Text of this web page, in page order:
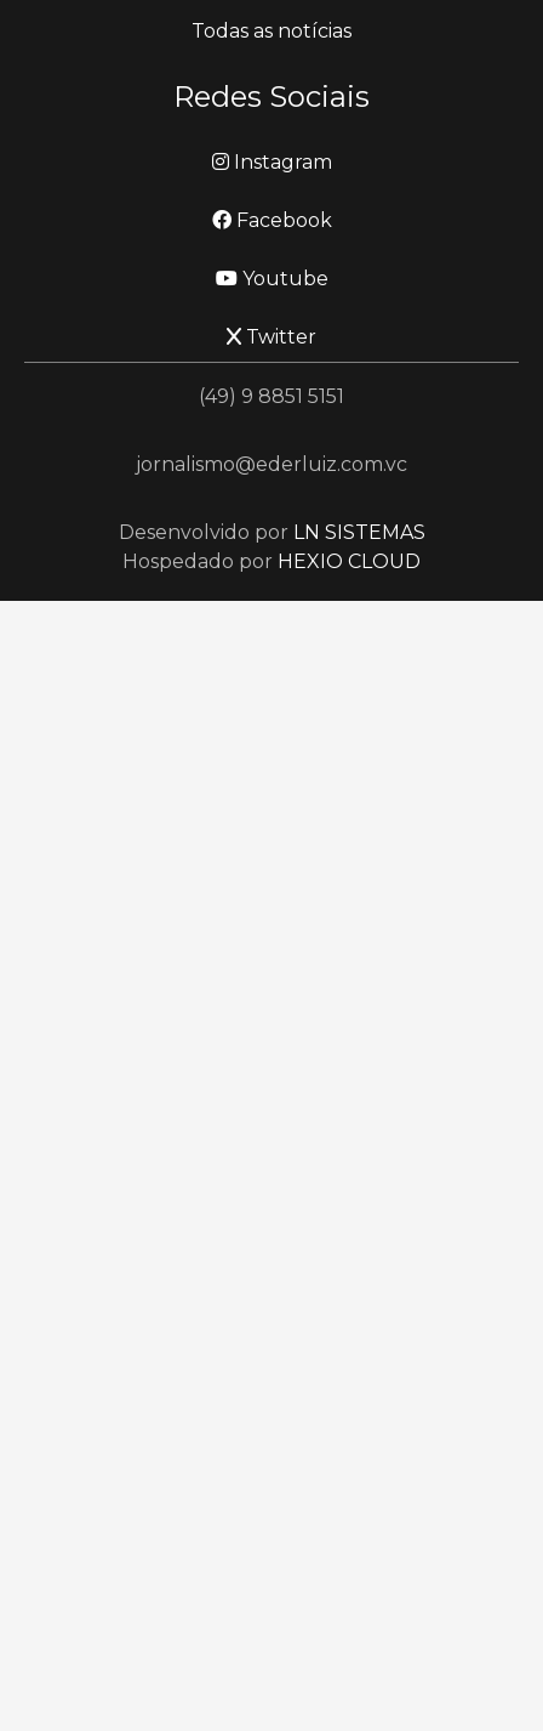
Todas as notícias
Redes Sociais
Instagram
Facebook
Youtube
Twitter
(49) 9 8851 5151
jornalismo@ederluiz.com.vc
Desenvolvido por LN SISTEMAS
Hospedado por HEXIO CLOUD